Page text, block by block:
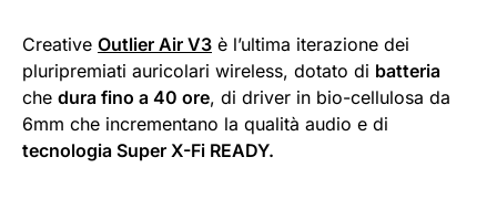
Creative Outlier Air V3 è l’ultima iterazione dei
pluripremiati auricolari wireless, dotato di batteria
che dura fino a 40 ore, di driver in bio-cellulosa da
6mm che incrementano la qualità audio e di
tecnologia Super X-Fi READY.